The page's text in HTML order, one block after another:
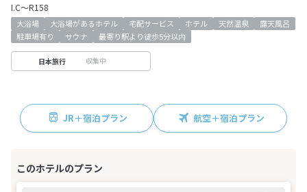
I.C～R158
大浴場 大浴場があるホテル 宅配サービス ホテル 天然温泉
露天風呂
駐車場有り
サウナ 最寄り駅より徒歩5分以内
日本旅行 収集中
JR＋宿泊プラン 航空＋宿泊プラン